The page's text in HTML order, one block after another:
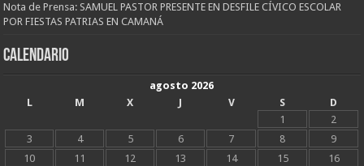
Nota de Prensa: SAMUEL PASTOR PRESENTE EN DESFILE CÍVICO ESCOLAR
POR FIESTAS PATRIAS EN CAMANÁ
CALENDARIO
agosto 2026
L
M X J V S
D
1
2
3
4 5 6 7 8
9
10
11 12 13 14 15
16